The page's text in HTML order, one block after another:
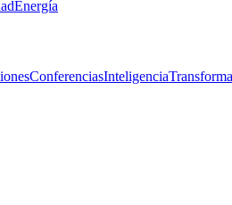
Energía
ConferenciasInteligencia